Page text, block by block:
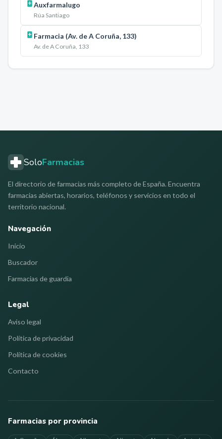
Auxfarmalugo
Rúa Santiago
Farmacia (Av. de A Coruña, 133)
Av. de A Coruña, 133
SoloFarmacias
El directorio de farmacias más completo de España. Encuentra
farmacias abiertas, horarios, teléfonos y servicios en todo el
territorio nacional.
Navegación
Inicio
Buscador
Farmacias de guardia
Legal
Aviso legal
Política de privacidad
Política de cookies
Contacto
Farmacias por provincia